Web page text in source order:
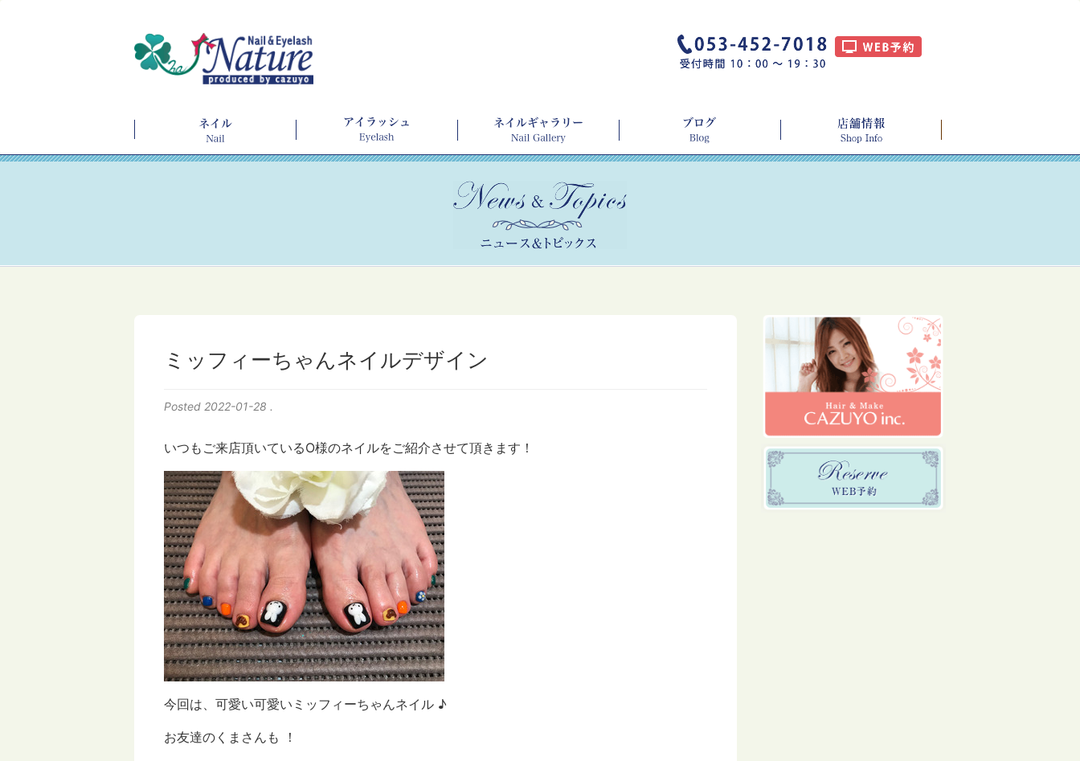
ミッフィーちゃんネイルデザイン
Posted 2022-01-28 .
いつもご来店頂いているO様のネイルをご紹介させて頂きます！
今回は、可愛い可愛いミッフィーちゃんネイル ♪
お友達のくまさんも ！